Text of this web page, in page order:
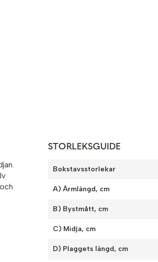
STORLEKSGUIDE
Bokstavsstorlekar
A) Ärmlängd, cm
B) Bystmått, cm
C) Midja, cm
D) Plaggets längd, cm